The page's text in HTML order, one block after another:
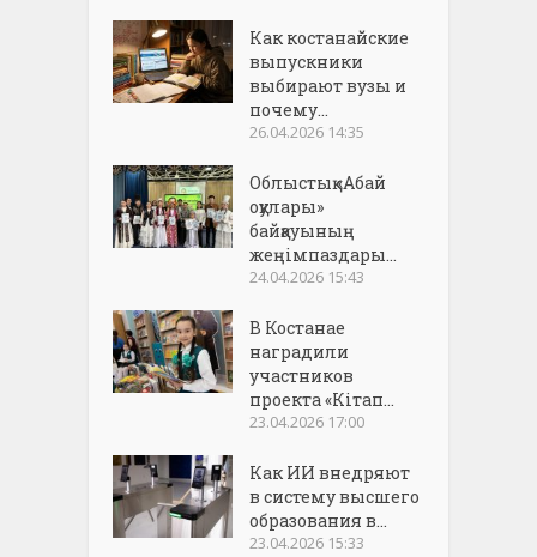
Как костанайские
выпускники
выбирают вузы и
почему...
26.04.2026 14:35
Облыстық «Абай
оқулары»
байқауының
жеңімпаздары...
24.04.2026 15:43
В Костанае
наградили
участников
проекта «Кітап...
23.04.2026 17:00
Как ИИ внедряют
в систему высшего
образования в...
23.04.2026 15:33